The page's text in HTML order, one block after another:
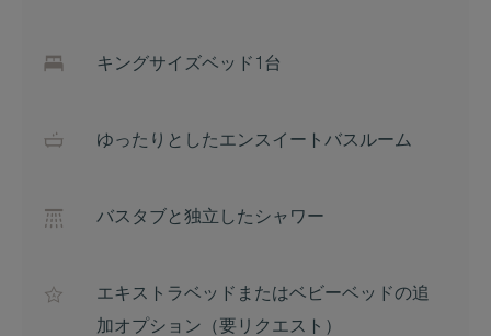
キングサイズベッド1台
ゆったりとしたエンスイートバスルーム
バスタブと独立したシャワー
エキストラベッドまたはベビーベッドの追
加オプション（要リクエスト）